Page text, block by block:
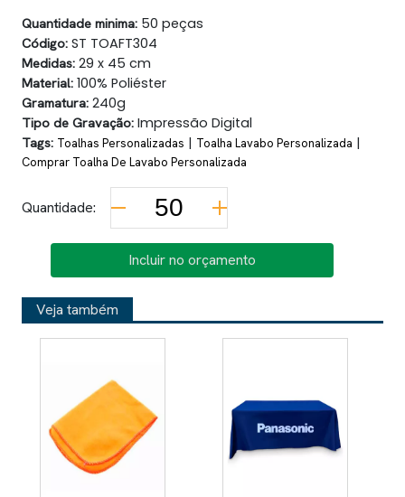
Quantidade minima: 50 peças
Código: ST TOAFT304
Medidas: 29 x 45 cm
Material: 100% Poliéster
Gramatura: 240g
Tipo de Gravação: Impressão Digital
Tags: Toalhas Personalizadas | Toalha Lavabo Personalizada |
Comprar Toalha De Lavabo Personalizada
Quantidade:
Incluir no orçamento
Veja também